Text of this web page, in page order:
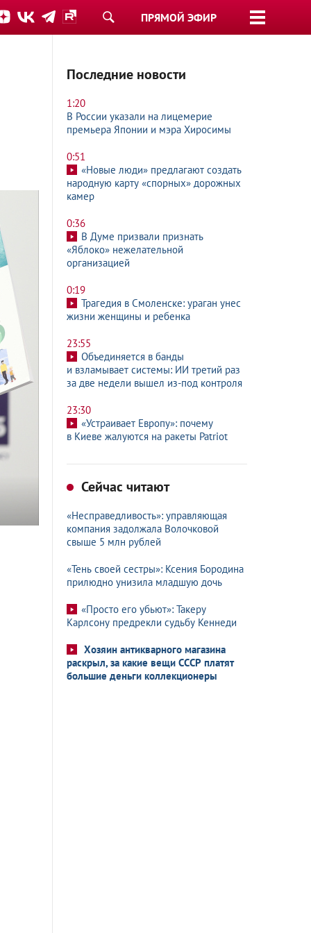
ПРЯМОЙ ЭФИР
Последние новости
1:20
В России указали на лицемерие
премьера Японии и мэра Хиросимы
0:51
«Новые люди» предлагают создать
народную карту «спорных» дорожных
камер
0:36
В Думе призвали признать
«Яблоко» нежелательной
организацией
0:19
Трагедия в Смоленске: ураган унес
жизни женщины и ребенка
23:55
Объединяется в банды
и взламывает системы: ИИ третий раз
за две недели вышел из-под контроля
23:30
«Устраивает Европу»: почему
в Киеве жалуются на ракеты Patriot
Сейчас читают
«Несправедливость»: управляющая
компания задолжала Волочковой
свыше 5 млн рублей
«Тень своей сестры»: Ксения Бородина
прилюдно унизила младшую дочь
«Просто его убьют»: Такеру
Карлсону предрекли судьбу Кеннеди
Хозяин антикварного магазина
раскрыл, за какие вещи СССР платят
большие деньги коллекционеры